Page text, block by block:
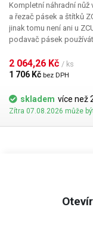
Kompletní náhradní nůž
a řezač pásek a štítků
jinak tomu není ani u
podavač pásek
uloženy v plastovém
Součástí náhradního
potřebujete pouze břity
2 064,26 Kč / ks
1 706 Kč bez DPH
skladem více než
Zítra 07.08.2026 může